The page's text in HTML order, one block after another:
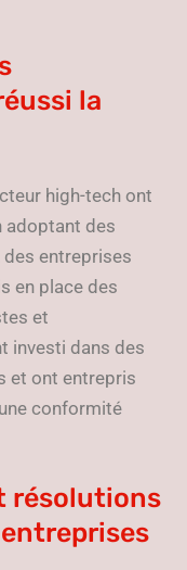
la
high-tech ont
adoptant des
entreprises
en place des
et
investi dans des
et ont entrepris
conformité
résolutions